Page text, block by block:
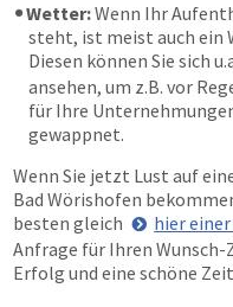
Wetter:Wenn Ihr
steht, ist meist auch ein
Diesen können Sie sich
ansehen, um z.B. vor
für Ihre
gewappnet.
Wenn Sie jetzt Lust auf
Bad Wörishofen
besten gleich
hier
Anfrage für Ihren
Erfolg und eine schöne